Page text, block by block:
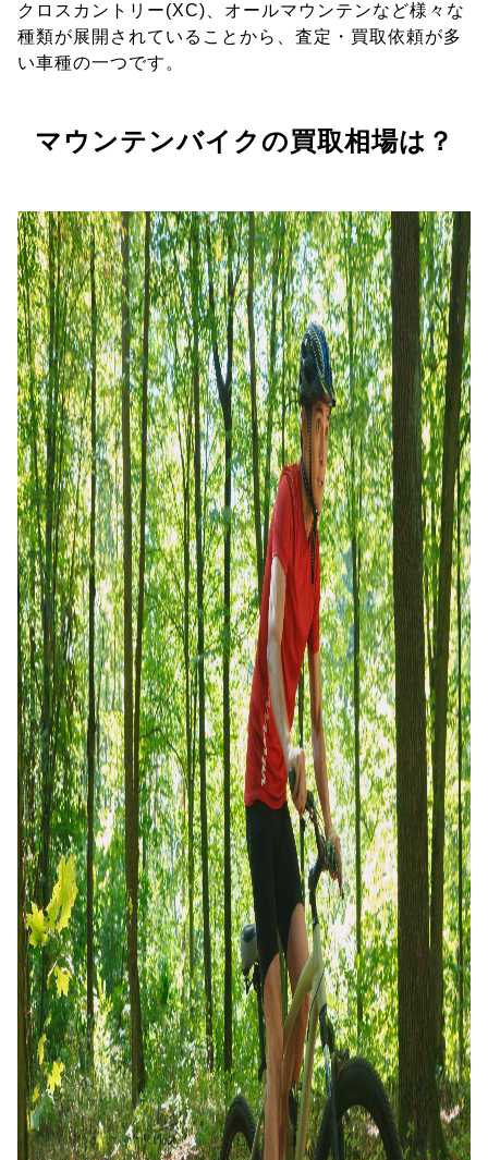
クロスカントリー(XC)、オールマウンテンなど様々な
種類が展開されていることから、査定・買取依頼が多
い車種の一つです。
マウンテンバイクの買取相場は？